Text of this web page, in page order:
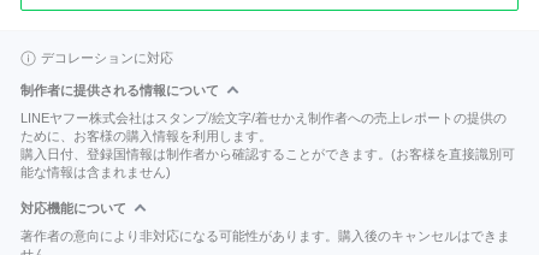
デコレーションに対応
制作者に提供される情報について
LINEヤフー株式会社はスタンプ/絵文字/着せかえ制作者への売上レポートの提供の
ために、お客様の購入情報を利用します。
購入日付、登録国情報は制作者から確認することができます。(お客様を直接識別可
能な情報は含まれません)
対応機能について
著作者の意向により非対応になる可能性があります。購入後のキャンセルはできま